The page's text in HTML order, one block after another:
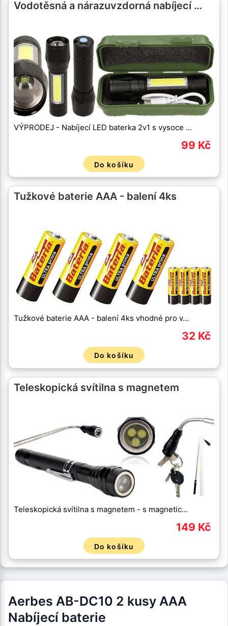
Vodotěsná a nárazuvzdorná nabíjecí …
VÝPRODEJ - Nabíjecí LED baterka 2v1 s vysoce …
99 Kč
Do košíku
Tužkové baterie AAA - balení 4ks
Tužkové baterie AAA - balení 4ks vhodné pro v…
32 Kč
Do košíku
Teleskopická svítilna s magnetem
Teleskopická svítilna s magnetem - s magnetic…
149 Kč
Do košíku
Aerbes AB-DC10 2 kusy AAA
Nabíjecí baterie